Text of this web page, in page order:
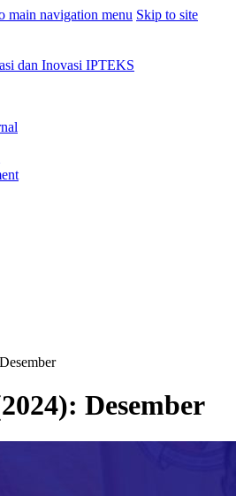
main navigation menu Skip to site
dan Inovasi IPTEKS
Desember